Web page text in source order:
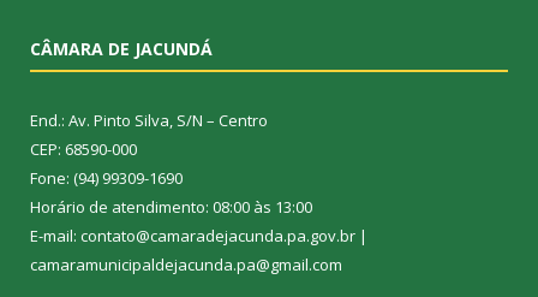
CÂMARA DE JACUNDÁ
End.: Av. Pinto Silva, S/N – Centro
CEP: 68590-000
Fone: (94) 99309-1690
Horário de atendimento: 08:00 às 13:00
E-mail: contato@camaradejacunda.pa.gov.br |
camaramunicipaldejacunda.pa@gmail.com